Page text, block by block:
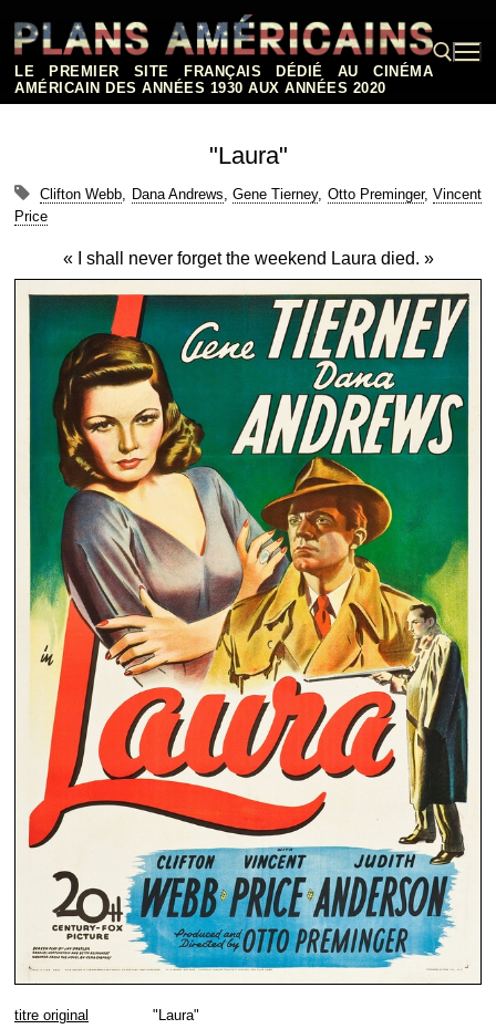
contenu
LE PREMIER SITE FRANÇAIS DÉDIÉ AU CINÉMA
AMÉRICAIN DES ANNÉES 1930 AUX ANNÉES 2020
"Laura"
Clifton Webb, Dana Andrews,Gene Tierney, Otto Preminger,Vincent
Price
« I shall never forget the weekend Laura died. »
titre original
"Laura"